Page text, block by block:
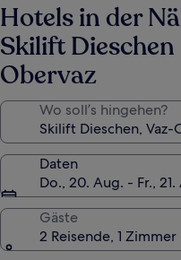
Hotels in der
Skilift Dieschen
Obervaz
Wo soll’s hingehen?
Daten
Do., 20. Aug. - Fr., 21.
Gäste
2 Reisende, 1 Zimmer